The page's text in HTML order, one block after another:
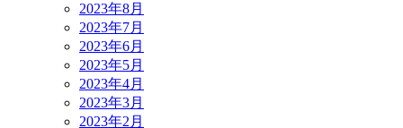
2023年8月
2023年7月
2023年6月
2023年5月
2023年4月
2023年3月
2023年2月